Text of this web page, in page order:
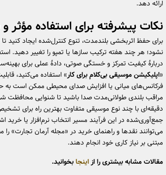
ارائه دهد.
نکات پیشرفته برای استفاده مؤثر و
برای حفظ اثربخشی بلندمدت، تنوع کنترل‌شده ایجاد
نشود؛ هر چند هفته ترکیب سازها یا تمپو را تغییر دهید.
دربارهٔ کیفیت تمرکز و خستگی صوتی، دادهٔ عملی برای
«اپلیکیشن موسیقی بی‌کلام برای کار» استفاده می‌کنید،
فرکانس‌های میانی یا افزایش صدای محیطی ممکن است
دقیقه‌ای با چند نوع موسیقی متفاوت بهترین راه برای
جمع‌آوری‌شده در این فرآیند مسیر انتخاب نرم‌افزار یا خرید
می‌توانند نقدها و راهنمای خرید در «مجله آرمان تجارت» را
مبتنی بر نیاز کاری خود انجام دهند.
مقالات مشابه بیشتری را از اینجابخوانید.